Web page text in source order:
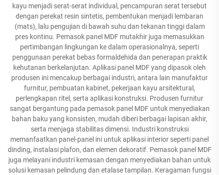
kayu menjadi serat-serat individual, pencampuran serat tersebut
dengan perekat resin sintetis, pembentukan menjadi lembaran
(mats), lalu pengujian di bawah suhu dan tekanan tinggi dalam
pres kontinu. Pemasok panel MDF mutakhir juga memasukkan
pertimbangan lingkungan ke dalam operasionalnya, seperti
penggunaan perekat bebas formaldehida dan penerapan praktik
kehutanan berkelanjutan. Aplikasi panel MDF yang dipasok oleh
produsen ini mencakup berbagai industri, antara lain manufaktur
furnitur, pembuatan kabinet, pekerjaan kayu arsitektural,
perlengkapan ritel, serta aplikasi konstruksi. Produsen furnitur
sangat bergantung pada pemasok panel MDF untuk menyediakan
bahan baku yang konsisten, mudah diberi berbagai lapisan akhir,
serta menjaga stabilitas dimensi. Industri konstruksi
memanfaatkan panel-panel ini untuk aplikasi interior seperti panel
dinding, instalasi plafon, dan elemen dekoratif. Pemasok panel MDF
juga melayani industri kemasan dengan menyediakan bahan untuk
solusi kemasan pelindung dan etalase tampilan. Keragaman fungsi